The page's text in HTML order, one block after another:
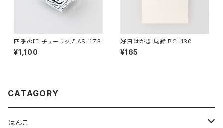
四季の印 チューリップ AS-173
¥1,100
好日はがき 風鈴 PC-130
¥165
CATAGORY
はんこ